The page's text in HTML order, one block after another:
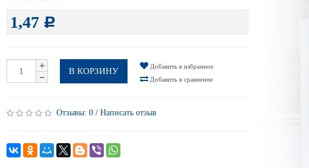
1,47 Р
В КОРЗИНУ
Добавить в избранное
Добавить в сравнение
Отзывы: 0/ Написать отзыв